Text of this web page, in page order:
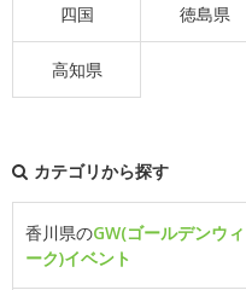
四国 徳島県
高知県
カテゴリから探す
香川県のGW(ゴールデンウィ
ーク)イベント